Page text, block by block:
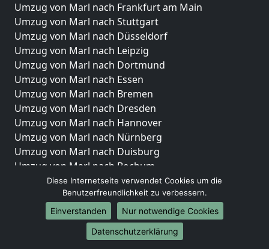
Umzug von Marl nach Frankfurt am Main
Umzug von Marl nach Stuttgart
Umzug von Marl nach Düsseldorf
Umzug von Marl nach Leipzig
Umzug von Marl nach Dortmund
Umzug von Marl nach Essen
Umzug von Marl nach Bremen
Umzug von Marl nach Dresden
Umzug von Marl nach Hannover
Umzug von Marl nach Nürnberg
Umzug von Marl nach Duisburg
Umzug von Marl nach Bochum
Umzug von Marl nach Wuppertal
Umzug von Marl nach Bielefeld
Umzug von Marl nach Bonn
Umzug von Marl nach Münster
Diese Internetseite verwendet Cookies um die
Benutzerfreundlichkeit zu verbessern.
Einverstanden
Nur notwendige Cookies
Datenschutzerklärung